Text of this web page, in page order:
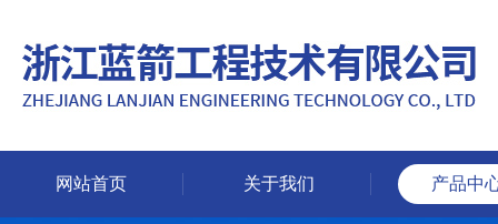
网站首页 关于我们 产品中